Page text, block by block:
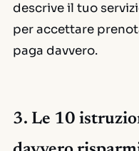
descrive il tuo
per accettare
paga davvero.
3. Le 10